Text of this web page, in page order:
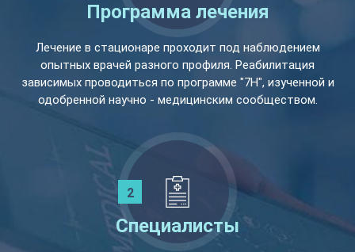
Программа лечения
Лечение в стационаре проходит под наблюдением
опытных врачей разного профиля. Реабилитация
зависимых проводиться по программе "7Н", изученной и
одобренной научно - медицинским сообществом.
Специалисты